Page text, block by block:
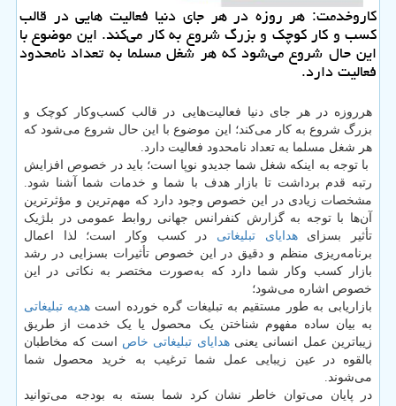
كاروخدمت: هر روزه در هر جای دنیا فعالیت هایی در قالب
كسب‌ و كار كوچك و بزرگ شروع به كار می‌كند. این موضوع با
این حال شروع می‌شود كه هر شغل مسلما به تعداد نامحدود
فعالیت دارد.
هرروزه در هر جای دنیا فعالیت‌هایی در قالب کسب‌وکار کوچک و
بزرگ شروع به کار می‌کند؛ این موضوع با این حال شروع می‌شود که
هر شغل مسلما به تعداد نامحدود فعالیت دارد.
با توجه به اینکه شغل شما جدیدو نوپا است؛ باید در خصوص افزایش
رتبه قدم برداشت تا بازار هدف با شما و خدمات شما آشنا شود.
مشخصات زیادی در این خصوص وجود دارد که مهم‌ترین و مؤثرترین
آن‌ها با توجه به گزارش کنفرانس جهانی روابط عمومی در بلژیک
تأثیر بسزای هدایای تبلیغاتی در کسب وکار است؛ لذا اعمال
برنامه‌ریزی منظم و دقیق در این خصوص تأثیرات بسزایی در رشد
بازار کسب وکار شما دارد که به‌صورت مختصر به نکاتی در این
خصوص اشاره می‌شود؛
بازاریابی به طور مستقیم به تبلیغات گره خورده است هدیه تبلیغاتی
به بیان ساده مفهوم شناختن یک محصول یا یک خدمت از طریق
زیباترین عمل انسانی یعنیهدایای تبلیغاتی خاص است که مخاطبان
بالقوه در عین زیبایی عمل شما ترغیب به خرید محصول شما
می‌شوند.
در پایان می‌توان خاطر نشان کرد شما بسته به بودجه می‌توانید